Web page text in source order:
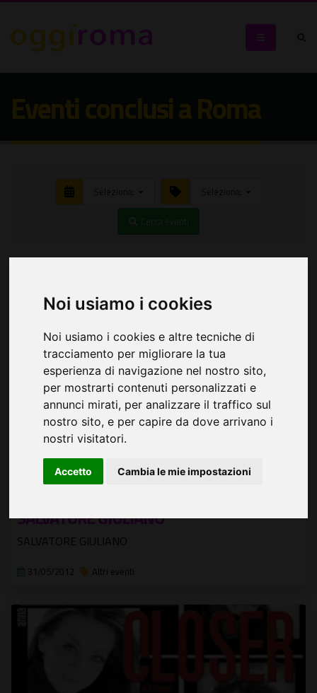
Noi usiamo i cookies
Noi usiamo i cookies e altre tecniche di
tracciamento per migliorare la tua
esperienza di navigazione nel nostro sito,
per mostrarti contenuti personalizzati e
annunci mirati, per analizzare il traffico sul
nostro sito, e per capire da dove arrivano i
nostri visitatori.
Accetto Cambia le mie impostazioni
SALVATORE GIULIANO
SALVATORE GIULIANO
31/05/2012 Altri eventi